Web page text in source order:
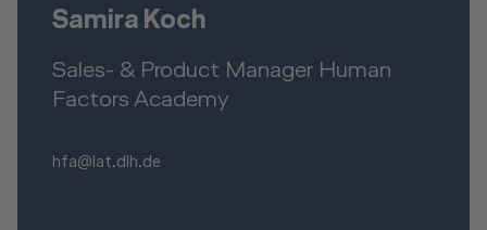
Samira Koch
Sales- & Product Manager Human
Factors Academy
hfa@lat.dlh.de